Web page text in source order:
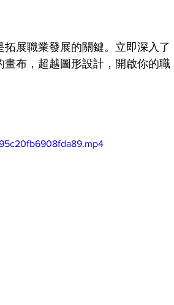
展職業發展的關鍵。立即深入了
布，超越圖形設計，開啟你的職